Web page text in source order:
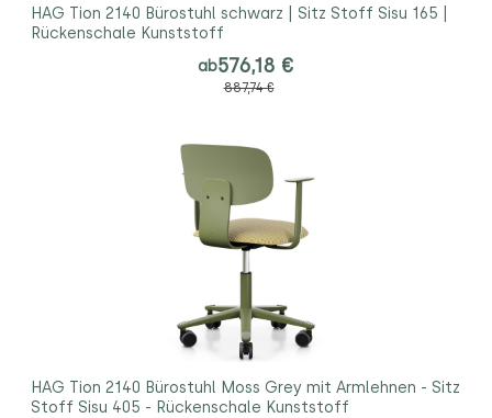
HAG Tion 2140 Bürostuhl schwarz | Sitz Stoff Sisu 165 |
Rückenschale Kunststoff
ab576,18 €
887,74 €
HAG Tion 2140 Bürostuhl Moss Grey mit Armlehnen - Sitz
Stoff Sisu 405 - Rückenschale Kunststoff